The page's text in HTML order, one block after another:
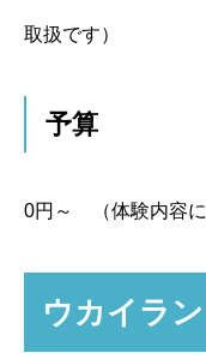
取扱です）
予算
0円～ （体験内容に
ウカイラ